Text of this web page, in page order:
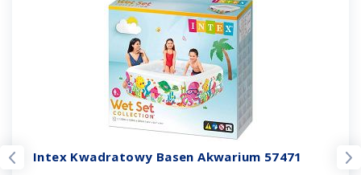
Intex Kwadratowy Basen Akwarium 57471